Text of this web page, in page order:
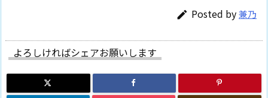
 Posted by兼乃
よろしければシェアお願いします